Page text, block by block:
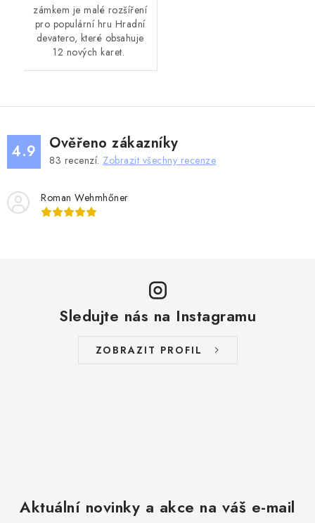
zámkem je malé rozšíření
pro populární hru Hradní
devatero, které obsahuje
12 nových karet.
4.9 Ověřeno zákazníky
83 recenzí. Zobrazit všechny recenze
Roman Wehmhőner
Sledujte nás na Instagramu
ZOBRAZIT PROFIL
Aktuální novinky a akce na váš e-mail